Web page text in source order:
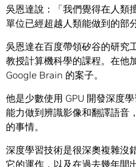
吳恩達說：「我們覺得在人類
單位已經超越人類能做到的部
吳恩達在百度帶領矽谷的研究
教授計算機科學的課程。在他
Google Brain 的案子。
他是少數使用 GPU 開發深度
能力做到辨識影像和翻譯語音
的事情。
深度學習技術是很深奧複雜沒
它的運作，以及在過去幾年間